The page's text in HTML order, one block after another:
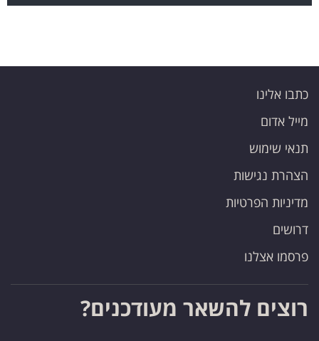
כתבו אלינו
מייל אדום
תנאי שימוש
הצהרת נגישות
מדיניות הפרטיות
דרושים
פרסמו אצלנו
רוצים להשאר מעודכנים?